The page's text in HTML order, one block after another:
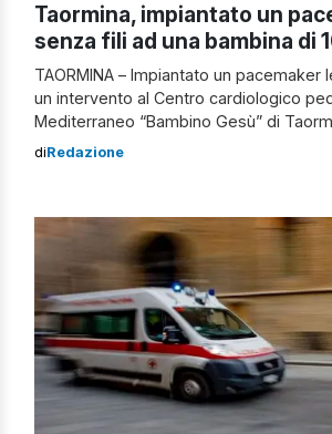
Taormina, impiantato un
senza fili ad una bambina di
TAORMINA – Impiantato un pacemaker
un intervento al Centro cardiologico
Mediterraneo “Bambino Gesù” di
bambina di 10 anni. Impiantato a
elettrodi. Oltre agli evidenti benefici
soprattutto una necessità […]
diRedazione